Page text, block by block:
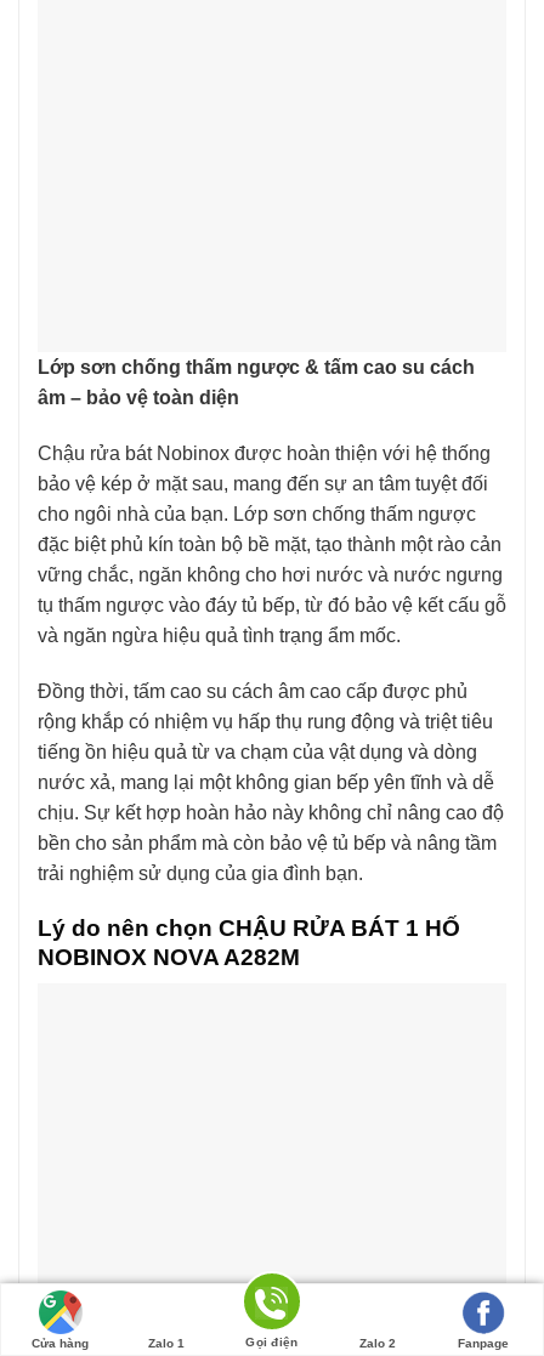
Lớp sơn chống thấm ngược & tấm cao su cách
âm – bảo vệ toàn diện
Chậu rửa bát Nobinox được hoàn thiện với hệ thống
bảo vệ kép ở mặt sau, mang đến sự an tâm tuyệt đối
cho ngôi nhà của bạn. Lớp sơn chống thấm ngược
đặc biệt phủ kín toàn bộ bề mặt, tạo thành một rào cản
vững chắc, ngăn không cho hơi nước và nước ngưng
tụ thấm ngược vào đáy tủ bếp, từ đó bảo vệ kết cấu gỗ
và ngăn ngừa hiệu quả tình trạng ẩm mốc.
Đồng thời, tấm cao su cách âm cao cấp được phủ
rộng khắp có nhiệm vụ hấp thụ rung động và triệt tiêu
tiếng ồn hiệu quả từ va chạm của vật dụng và dòng
nước xả, mang lại một không gian bếp yên tĩnh và dễ
chịu. Sự kết hợp hoàn hảo này không chỉ nâng cao độ
bền cho sản phẩm mà còn bảo vệ tủ bếp và nâng tầm
trải nghiệm sử dụng của gia đình bạn.
Lý do nên chọn CHẬU RỬA BÁT 1 HỐ
NOBINOX NOVA A282M
Cửa hàng Zalo 1 Gọi điện Zalo 2 Fanpage